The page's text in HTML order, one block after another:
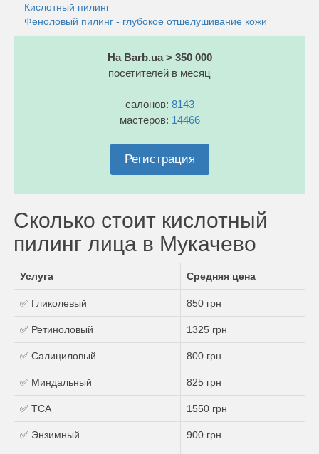
Кислотный пилинг
Феноловый пилинг - глубокое отшелушивание кожи
На Barb.ua > 350 000
посетителей в месяц
салонов: 8143
мастеров: 14466
Регистрация
Сколько стоит кислотный
пилинг лица в Мукачево
Услуга Средняя цена
✅ Гликолевый 850 грн
✅ Ретиноловый 1325 грн
✅ Салициловый 800 грн
✅ Миндальный 825 грн
✅ ТСА 1550 грн
✅ Энзимный 900 грн